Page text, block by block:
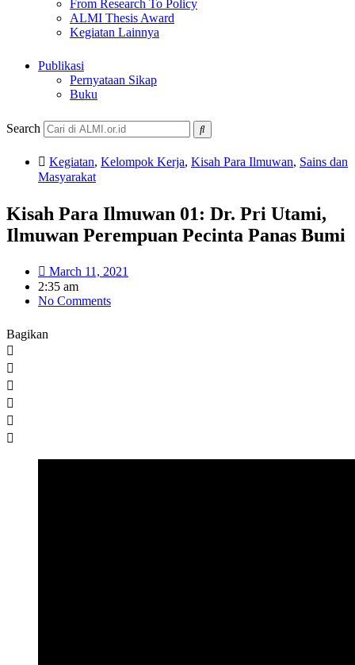
From Research To Policy
ALMI Thesis Award
Kegiatan Lainnya
Publikasi
Pernyataan Sikap
Buku
Search
Kegiatan, Kelompok Kerja, Kisah Para Ilmuwan, Sains dan
Masyarakat
Kisah Para Ilmuwan 01: Dr. Pri Utami,
Ilmuwan Perempuan Pecinta Panas Bumi
March 11, 2021
2:35 am
No Comments
Bagikan